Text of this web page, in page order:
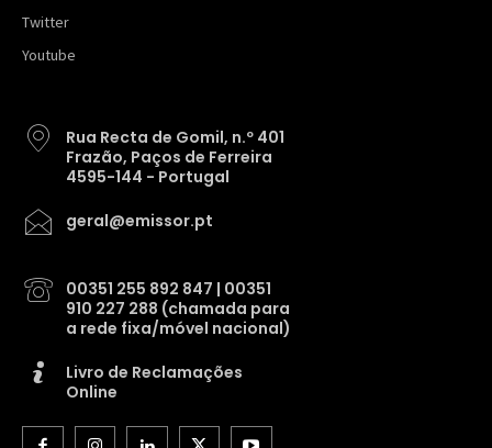
Twitter
Youtube
Rua Recta de Gomil, n.º 401
Frazão, Paços de Ferreira
4595-144 - Portugal
geral@emissor.pt
00351 255 892 847 | 00351
910 227 288 (chamada para
a rede fixa/móvel nacional)
Livro de Reclamações
Online